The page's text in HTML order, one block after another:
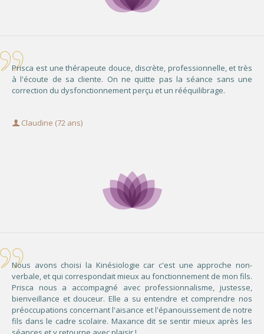
Prisca est une thérapeute douce, discrète, professionnelle, et très
à l'écoute de sa cliente. On ne quitte pas la séance sans une
correction du dysfonctionnement perçu et un rééquilibrage.
Claudine (72 ans)
Nous avons choisi la Kinésiologie car c'est une approche non-
verbale, et qui correspondait mieux au fonctionnement de mon fils.
Prisca nous a accompagné avec professionnalisme, justesse,
bienveillance et douceur. Elle a su entendre et comprendre nos
préoccupations concernant l'aisance et l'épanouissement de notre
fils dans le cadre scolaire. Maxance dit se sentir mieux après les